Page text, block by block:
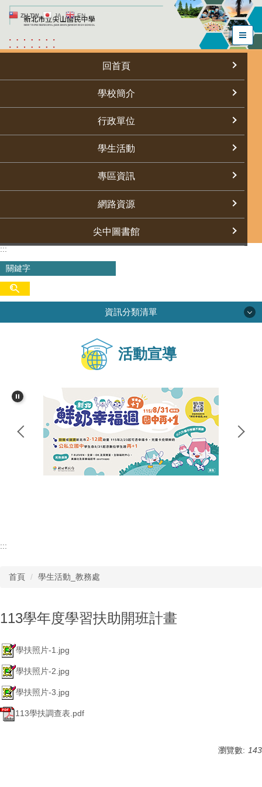
跳
到
要
區
ZH-TW JA EN
回首頁
學校簡介
行政單位
學生活動
專區資訊
網路資源
尖中圖書館
:::
資訊分類清單
網路資源
活動宣導
:::
首頁 學生活動_教務處
113學年度學習扶助開班計畫
學扶照片-1.jpg
學扶照片-2.jpg
學扶照片-3.jpg
113學扶調查表.pdf
瀏覽數: 143